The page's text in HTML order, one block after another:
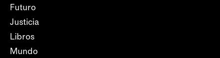
Futuro
Justicia
Libros
Mundo